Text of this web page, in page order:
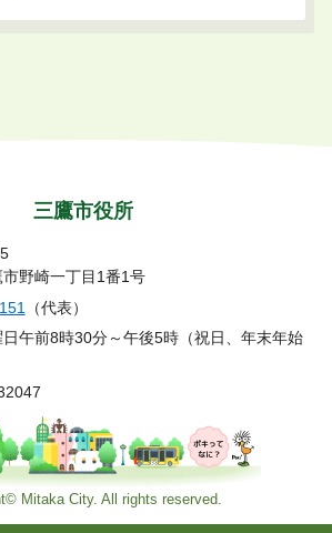
三鷹市役所
野崎一丁目1番1号
（代表）
日午前8時30分～午後5時（祝日、年末年始
Mitaka City. All rights reserved.